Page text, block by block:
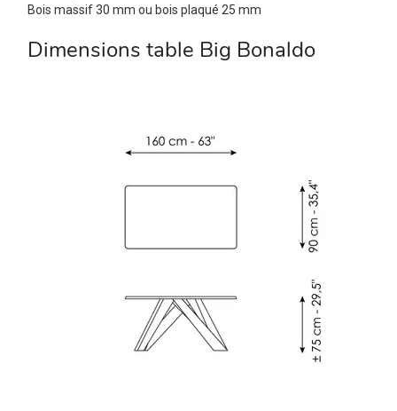
Bois massif 30 mm ou bois plaqué 25 mm
Dimensions table Big Bonaldo